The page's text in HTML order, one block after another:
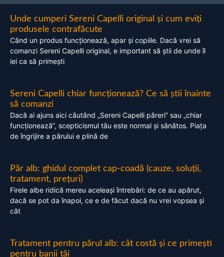
Unde cumperi Sereni Capelli original și cum eviți
produsele contrafăcute
Când un produs funcționează, apar și copiile. Dacă vrei să
comanzi Sereni Capelli original, e important să știi de unde îl
iei ca să primești
Sereni Capelli chiar funcționează? Ce să știi înainte
să comanzi
Dacă ai ajuns aici căutând „Sereni Capelli păreri” sau „chiar
funcționează”, scepticismul tău este normal și sănătos. Piața
de îngrijire a părului e plină de
Păr alb: ghidul complet cap-coadă (cauze, soluții,
tratament, prețuri)
Firele albe ridică mereu aceleași întrebări: de ce au apărut,
dacă se pot da înapoi, ce e de făcut dacă nu vrei vopsea și
cât
Tratament pentru părul alb: cât costă și ce primești
pentru banii tăi